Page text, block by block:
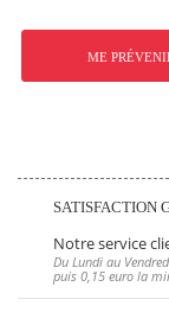
ME
SATISFACTION
Notre service
Du Lundi au
puis 0,15 euro la